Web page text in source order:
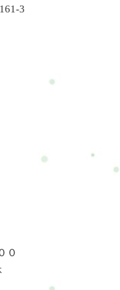
3
０